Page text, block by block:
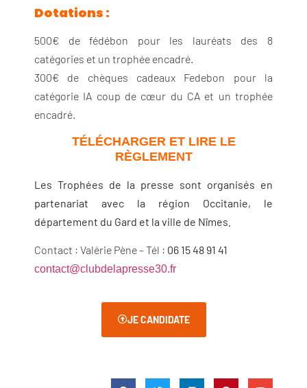
Dotations :
500€ de fédébon pour les lauréats des 8
catégories et un trophée encadré.
300€ de chèques cadeaux Fedebon pour la
catégorie IA coup de cœur du CA et un trophée
encadré.
TÉLÉCHARGER ET LIRE LE
RÈGLEMENT
Les Trophées de la presse sont organisés en
partenariat avec la région Occitanie, le
département du Gard et la ville de Nîmes.
Contact : Valérie Pène – Tél : 06 15 48 91 41
contact@clubdelapresse30.fr
JE CANDIDATE